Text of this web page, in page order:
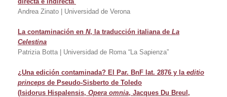
directa e indirecta
Andrea Zinato | Universidad de Verona
La contaminación en N, la traducción italiana de La
Celestina
Patrizia Botta | Universidad de Roma “La Sapienza”
¿Una edición contaminada? El Par. BnF lat. 2876 y la editio
princeps de Pseudo-Sisberto de Toledo
(Isidorus Hispalensis, Opera omnia, Jacques Du Breul,